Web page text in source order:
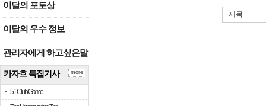
이달의 포토상
이달의 우수 정보
관리자에게 하고싶은말
카자흐 특집기사
51 Club Game
more
제목